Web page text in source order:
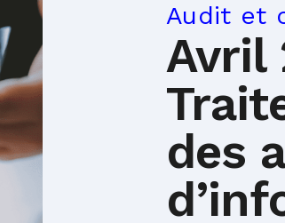
Audit et
Avril
des